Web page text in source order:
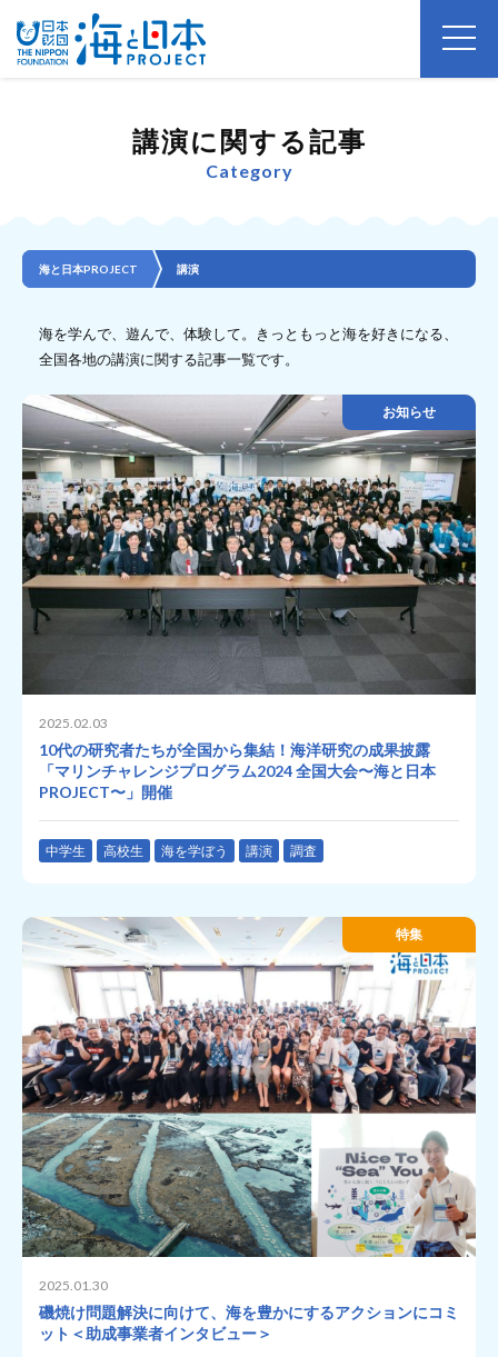
講演に関する記事
Category
海と日本PROJECT 講演
海を学んで、遊んで、体験して。きっともっと海を好きになる、
全国各地の講演に関する記事一覧です。
お知らせ
2025.02.03
10代の研究者たちが全国から集結！海洋研究の成果披露
「マリンチャレンジプログラム2024 全国大会〜海と日本
PROJECT〜」開催
中学生 高校生 海を学ぼう 講演 調査
特集
2025.01.30
磯焼け問題解決に向けて、海を豊かにするアクションにコミ
ット＜助成事業者インタビュー＞